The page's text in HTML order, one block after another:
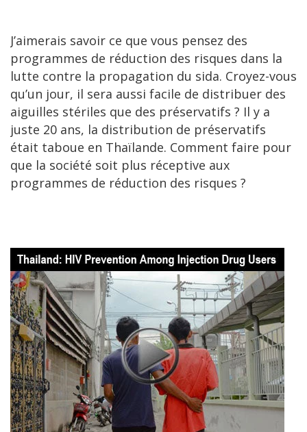
J’aimerais savoir ce que vous pensez des
programmes de réduction des risques dans la
lutte contre la propagation du sida. Croyez-vous
qu’un jour, il sera aussi facile de distribuer des
aiguilles stériles que des préservatifs ? Il y a
juste 20 ans, la distribution de préservatifs
était taboue en Thaïlande. Comment faire pour
que la société soit plus réceptive aux
programmes de réduction des risques ?